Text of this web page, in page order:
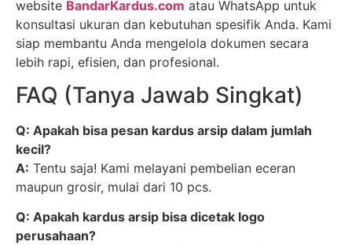
website BandarKardus.com atau WhatsApp untuk
konsultasi ukuran dan kebutuhan spesifik Anda. Kami
siap membantu Anda mengelola dokumen secara
lebih rapi, efisien, dan profesional.
FAQ (Tanya Jawab Singkat)
Q: Apakah bisa pesan kardus arsip dalam jumlah
kecil?
A: Tentu saja! Kami melayani pembelian eceran
maupun grosir, mulai dari 10 pcs.
Q: Apakah kardus arsip bisa dicetak logo
perusahaan?